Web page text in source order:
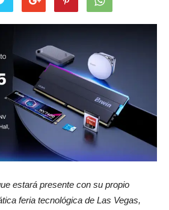
estará presente con su propio
feria tecnológica de Las Vegas,